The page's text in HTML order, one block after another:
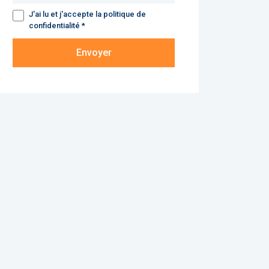
J'ai lu et j'accepte la politique de
confidentialité *
Envoyer